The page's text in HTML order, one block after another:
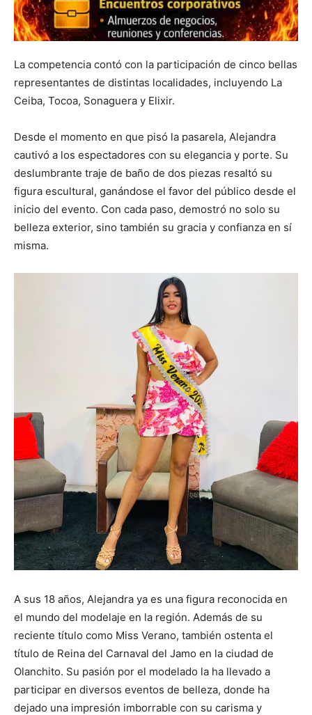
La competencia contó con la participación de cinco bellas
representantes de distintas localidades, incluyendo La
Ceiba, Tocoa, Sonaguera y Elixir.
Desde el momento en que pisó la pasarela, Alejandra
cautivó a los espectadores con su elegancia y porte. Su
deslumbrante traje de baño de dos piezas resaltó su
figura escultural, ganándose el favor del público desde el
inicio del evento. Con cada paso, demostró no solo su
belleza exterior, sino también su gracia y confianza en sí
misma.
A sus 18 años, Alejandra ya es una figura reconocida en
el mundo del modelaje en la región. Además de su
reciente título como Miss Verano, también ostenta el
título de Reina del Carnaval del Jamo en la ciudad de
Olanchito. Su pasión por el modelado la ha llevado a
participar en diversos eventos de belleza, donde ha
dejado una impresión imborrable con su carisma y